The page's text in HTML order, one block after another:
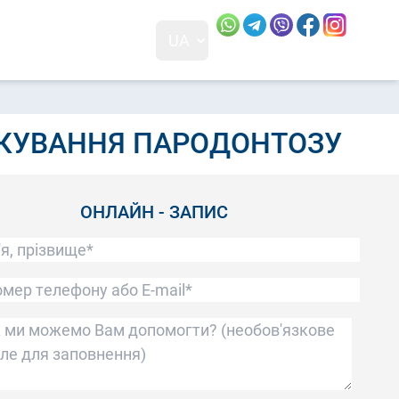
Посилання скопійовано
ПАРОДОНТОЗУ
ОНЛАЙН - ЗАПИС
прізвище*
телефону або E-mail*
ми можемо Вам допомогти?